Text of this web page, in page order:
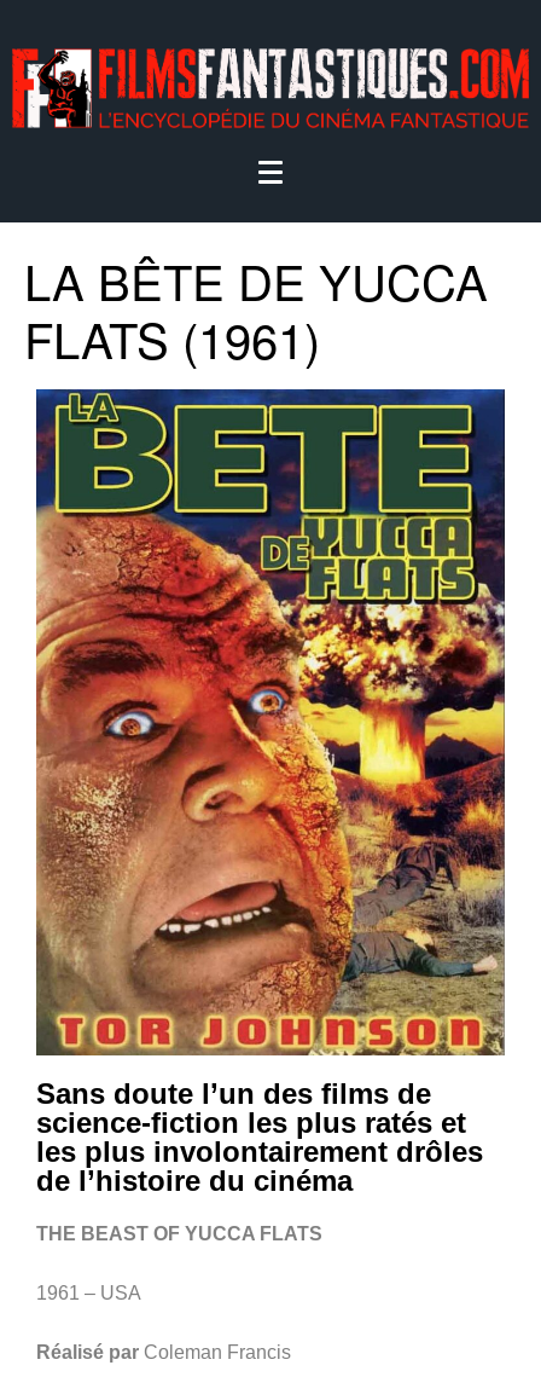
LA BÊTE DE YUCCA
FLATS (1961)
Sans doute l’un des films de
science-fiction les plus ratés et
les plus involontairement drôles
de l’histoire du cinéma
THE BEAST OF YUCCA FLATS
1961 – USA
Réalisé par Coleman Francis